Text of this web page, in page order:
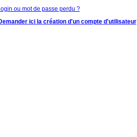
ou mot de passe perdu ?
ici la création d'un compte d'utilisateur